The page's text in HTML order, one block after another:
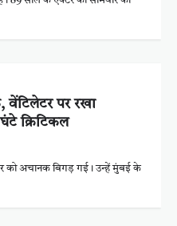
वेंटिलेटर पर रखा
क्रिटिकल
को अचानक बिगड़ गई। उन्हें मुंबई के